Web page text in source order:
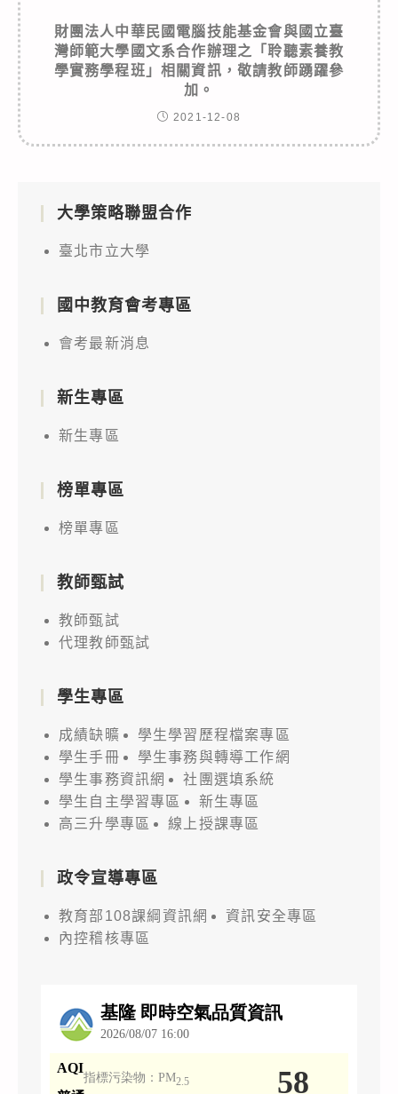
財團法人中華民國電腦技能基金會與國立臺
灣師範大學國文系合作辦理之「聆聽素養教
學實務學程班」相關資訊，敬請教師踴躍參
加。
2021-12-08
大學策略聯盟合作
臺北市立大學
國中教育會考專區
會考最新消息
新生專區
新生專區
榜單專區
榜單專區
教師甄試
教師甄試
代理教師甄試
學生專區
成績缺曠
學生學習歷程檔案專區
學生手冊
學生事務與轉導工作網
學生事務資訊網
社團選填系統
學生自主學習專區
新生專區
高三升學專區
線上授課專區
政令宣導專區
教育部108課綱資訊網
資訊安全專區
內控稽核專區